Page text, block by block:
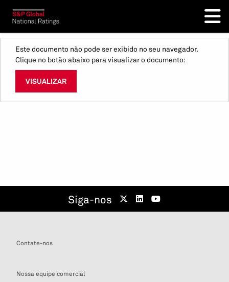
Este documento não pode ser exibido no seu navegador.
Clique no botão abaixo para visualizar o documento:
VISUALIZAR
Siga-nos
Contate-nos
Nossa equipe comercial